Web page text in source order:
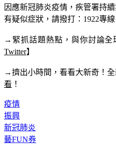
因應新冠肺炎疫情，疾管署持
有疑似症狀，請撥打：1922專線
→緊抓話題熱點，與你討論全
Twitter】
→擠出小時間，看看大新奇！
看 ！
疫情
振興
新冠肺炎
藝FUN券